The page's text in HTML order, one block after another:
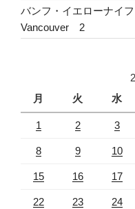
バンフ・イエローナイ
Vancouver 2
月
火 水
1 2 3
8 9 10
15 16 17
22 23 24